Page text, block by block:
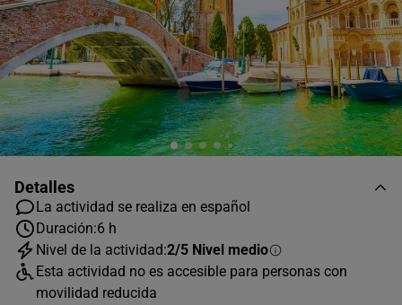
AGOSTO 2026
L
M X J
Detalles
La actividad se realiza en español
Duración:6 h
Nivel de la actividad:2/5 Nivel medio
Esta actividad no es accesible para personas con
movilidad reducida